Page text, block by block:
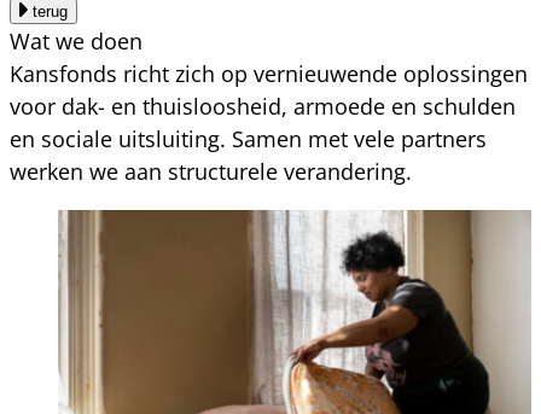
terug
Wat we doen
Kansfonds richt zich op vernieuwende oplossingen
voor dak- en thuisloosheid, armoede en schulden
en sociale uitsluiting. Samen met vele partners
werken we aan structurele verandering.